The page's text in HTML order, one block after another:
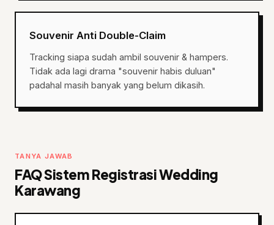
Souvenir Anti Double-Claim
Tracking siapa sudah ambil souvenir & hampers.
Tidak ada lagi drama "souvenir habis duluan"
padahal masih banyak yang belum dikasih.
TANYA JAWAB
FAQ Sistem Registrasi Wedding
Karawang